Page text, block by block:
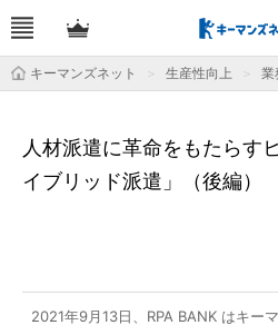
キーマンズネット 生産性向上 業
人材派遣に革命をもたらす
イブリッド派遣」（後編）
2021年9月13日、RPA BANK はキー